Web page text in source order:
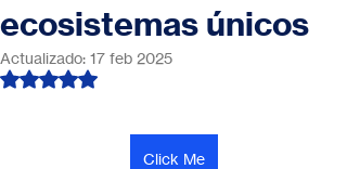
ecosistemas únicos
Actualizado: 17 feb 2025
Obtuvo NaN de 5 estrellas.
Click Me